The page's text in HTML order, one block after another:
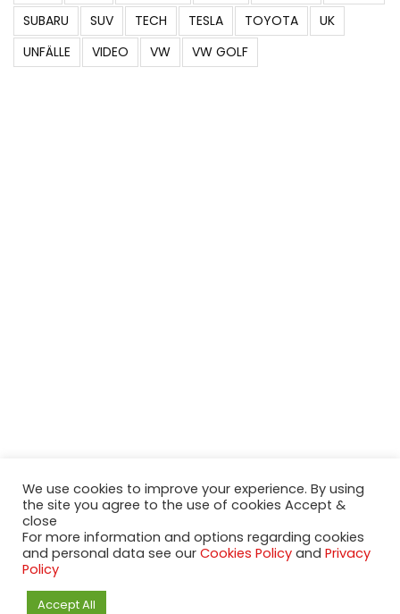
SUBARU
SUV TECH TESLA TOYOTA
UK
UNFÄLLE
VIDEO VW VW GOLF
2020-2023 NeueModelleAutos.de. KaripNetwork - All rights
We use cookies to improve your experience. By using
the site you agree to the use of cookies Accept &
close
For more information and options regarding cookies
and personal data see our Cookies Policy and Privacy
Policy
Accept All